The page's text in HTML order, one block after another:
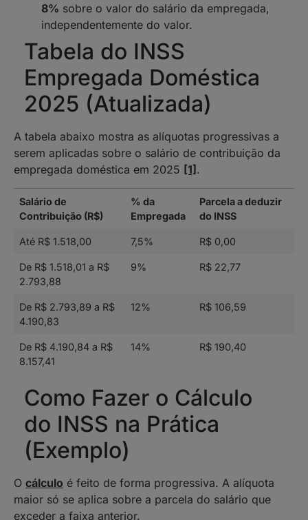
8% sobre o valor do salário da empregada,
independentemente do valor.
Tabela do INSS
Empregada Doméstica
2025 (Atualizada)
A tabela abaixo mostra as alíquotas progressivas a
serem aplicadas sobre o salário de contribuição da
empregada doméstica em 2025 [1] .
Salário de
Contribuição (R$)
% da
Empregada
Parcela a deduzir
do INSS
Até R$ 1.518,00 7,5% R$ 0,00
De R$ 1.518,01 a R$
2.793,88
9% R$ 22,77
De R$ 2.793,89 a R$
4.190,83
12% R$ 106,59
De R$ 4.190,84 a R$
8.157,41
14% R$ 190,40
Como Fazer o Cálculo
do INSS na Prática
(Exemplo)
O cálculo é feito de forma progressiva. A alíquota
maior só se aplica sobre a parcela do salário que
exceder a faixa anterior.